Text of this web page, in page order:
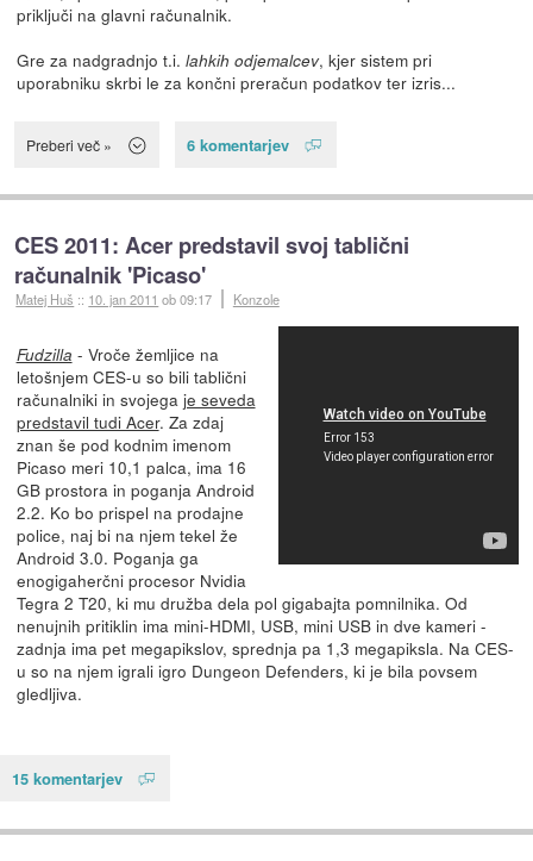
priključi na glavni računalnik.
Gre za nadgradnjo t.i. lahkih odjemalcev, kjer sistem pri
uporabniku skrbi le za končni preračun podatkov ter izris...
Preberi več » 6 komentarjev
CES 2011: Acer predstavil svoj tablični
računalnik 'Picaso'
Matej Huš :: 10. jan 2011 ob 09:17 Konzole
Fudzilla - Vroče žemljice na
letošnjem CES-u so bili tablični
računalniki in svojega je seveda
predstavil tudi Acer. Za zdaj
znan še pod kodnim imenom
Picaso meri 10,1 palca, ima 16
GB prostora in poganja Android
2.2. Ko bo prispel na prodajne
police, naj bi na njem tekel že
Android 3.0. Poganja ga
enogigaherčni procesor Nvidia
Tegra 2 T20, ki mu družba dela pol gigabajta pomnilnika. Od
nenujnih pritiklin ima mini-HDMI, USB, mini USB in dve kameri -
zadnja ima pet megapikslov, sprednja pa 1,3 megapiksla. Na CES-
u so na njem igrali igro Dungeon Defenders, ki je bila povsem
gledljiva.
15 komentarjev